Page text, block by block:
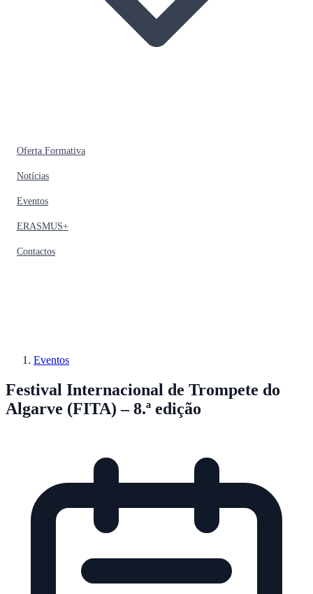
Oferta Formativa
Notícias
Eventos
ERASMUS+
Contactos
Eventos
Festival Internacional de Trompete do
Algarve (FITA) – 8.ª edição